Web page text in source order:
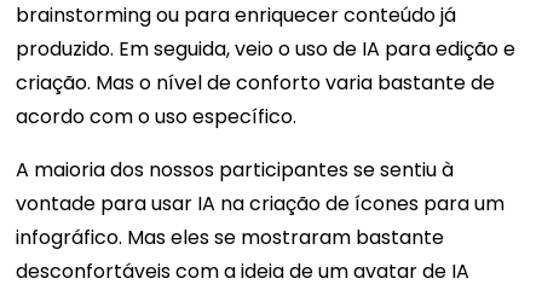
brainstorming ou para enriquecer conteúdo já
produzido. Em seguida, veio o uso de IA para edição e
criação. Mas o nível de conforto varia bastante de
acordo com o uso específico.
A maioria dos nossos participantes se sentiu à
vontade para usar IA na criação de ícones para um
infográfico. Mas eles se mostraram bastante
desconfortáveis ​​com a ideia de um avatar de IA